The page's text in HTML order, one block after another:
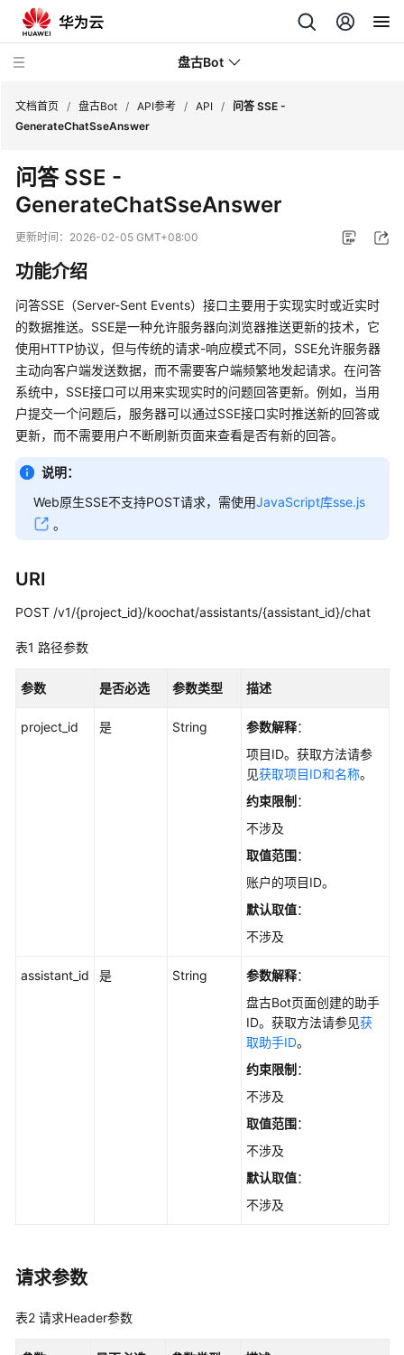
盘古Bot
最
新
动
产
品
介
绍
快
速
入
门
用
指
南
参
考
使
读
API
通
文档首页 / 盘古Bot / API参考 / API /
问答 SSE -
GenerateChatSseAnswer
问答 SSE -
GenerateChatSseAnswer
更新时间： 2026-02-05 GMT+08:00
功能介绍
问答SSE（Server-Sent Events）接口主要用于实现实时或近实时
的数据推送。SSE是一种允许服务器向浏览器推送更新的技术，它
使用HTTP协议，但与传统的请求-响应模式不同，SSE允许服务器
主动向客户端发送数据，而不需要客户端频繁地发起请求。在问答
系统中，SSE接口可以用来实现实时的问题回答更新。例如，当用
户提交一个问题后，服务器可以通过SSE接口实时推送新的回答或
更新，而不需要用户不断刷新页面来查看是否有新的回答。
说明：
Web原生SSE不支持POST请求，需使用JavaScript库sse.js
。
URI
POST /v1/{project_id}/koochat/assistants/{assistant_id}/chat
表1 路径参数
参数 是否必选 参数类型 描述
project_id 是 String 参数解释：
项目ID。获取方法请参
见获取项目ID和名称。
约束限制 ：
不涉及
取值范围：
账户的项目ID。
默认取值：
不涉及
assistant_id 是 String 参数解释：
盘古Bot页面创建的助手
ID。获取方法请参见获
取助手ID。
约束限制 ：
不涉及
取值范围：
不涉及
默认取值：
不涉及
请求参数
表2 请求Header参数